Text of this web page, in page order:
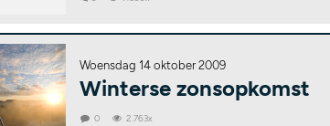
Woensdag 14 oktober 2009
Winterse zonsopkomst
0 2.763x